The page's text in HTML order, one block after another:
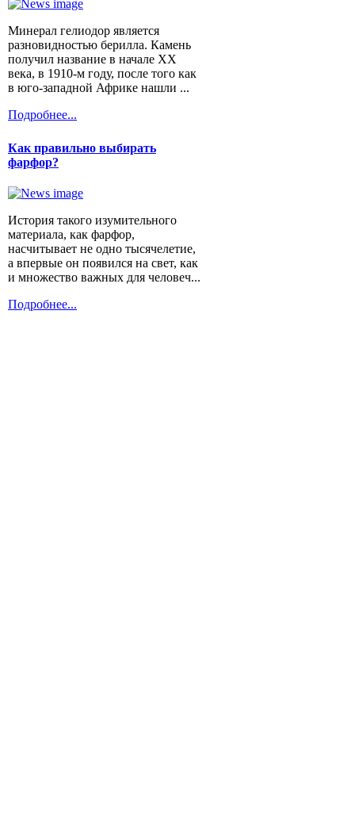
Минерал гелиодор является
разновидностью берилла. Камень
получил название в начале XX
века, в 1910-м году, после того как
в юго-западной Африке нашли ...
Подробнее...
Как правильно выбирать
фарфор?
История такого изумительного
материала, как фарфор,
насчитывает не одно тысячелетие,
а впервые он появился на свет, как
и множество важных для человеч...
Подробнее...